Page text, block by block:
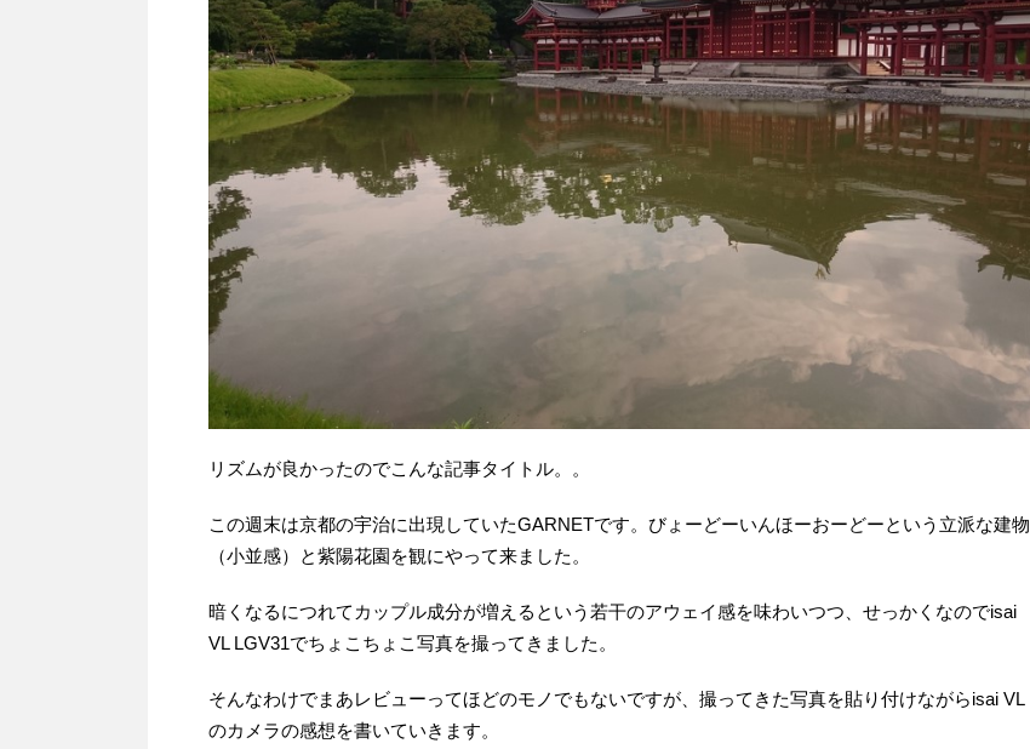
リズムが良かったのでこんな記事タイトル。。
この週末は京都の宇治に出現していたGARNETです。びょーどーいんほーおーどーという立派な建物
（小並感）と紫陽花園を観にやって来ました。
暗くなるにつれてカップル成分が増えるという若干のアウェイ感を味わいつつ、せっかくなのでisai
VL LGV31でちょこちょこ写真を撮ってきました。
そんなわけでまあレビューってほどのモノでもないですが、撮ってきた写真を貼り付けながらisai VL
のカメラの感想を書いていきます。